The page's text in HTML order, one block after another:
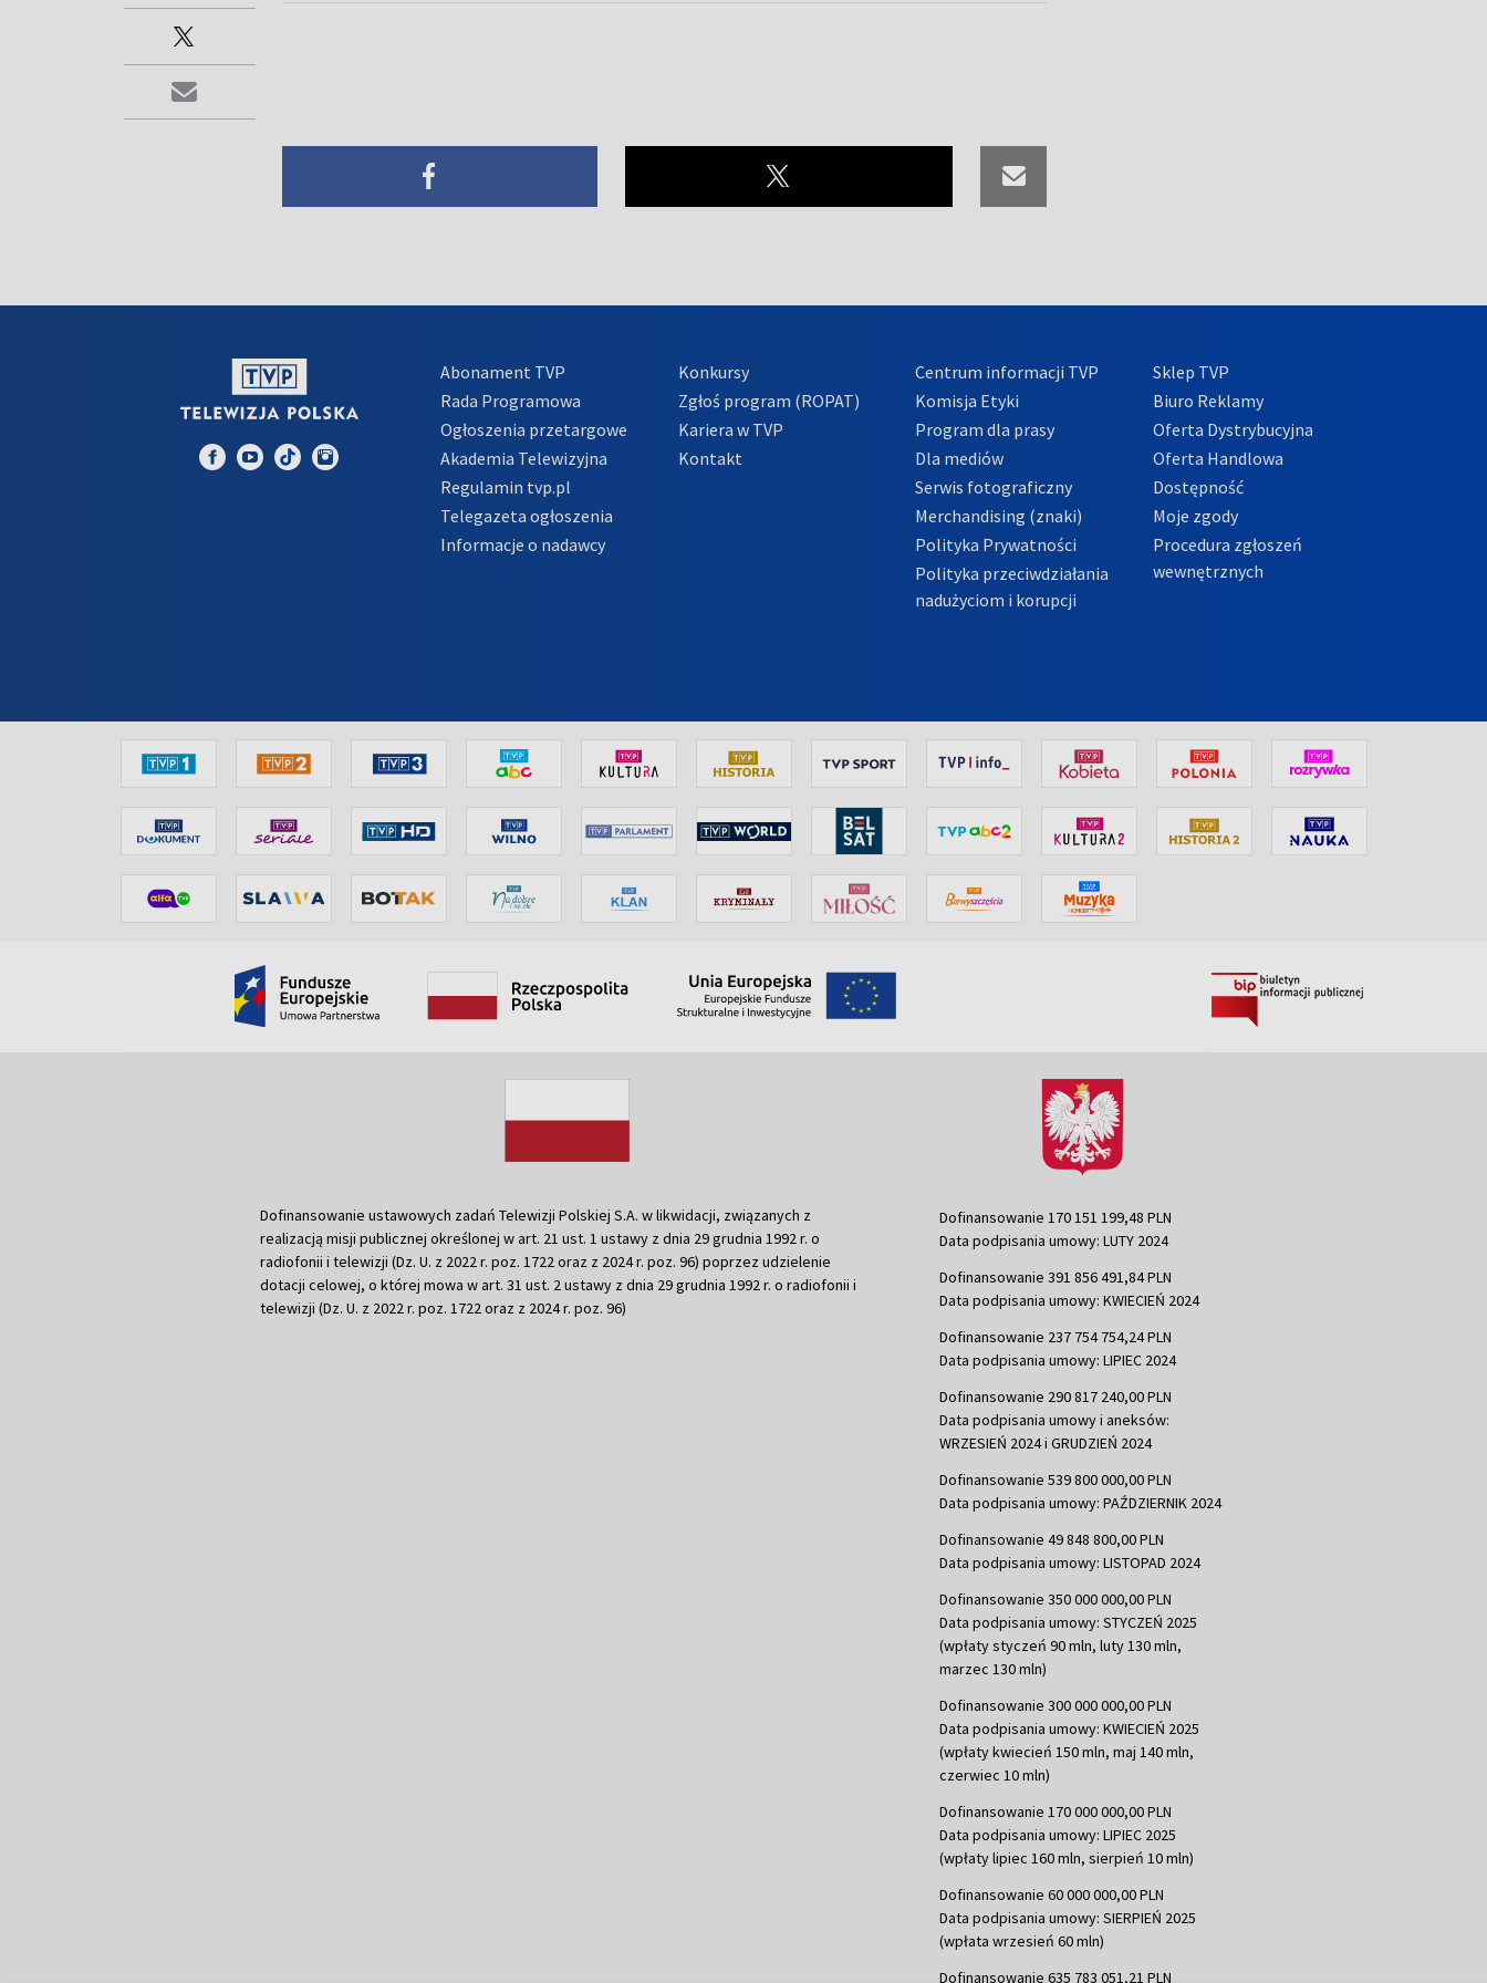
Abonament TVP
Rada Programowa
Ogłoszenia przetargowe
Akademia Telewizyjna
Regulamin tvp.pl
Telegazeta ogłoszenia
Informacje o nadawcy
Konkursy
Zgłoś program (ROPAT)
Kariera w TVP
Kontakt
Centrum informacji TVP
Komisja Etyki
Program dla prasy
Dla mediów
Serwis fotograficzny
Merchandising (znaki)
Polityka Prywatności
Polityka przeciwdziałania
nadużyciom i korupcji
Sklep TVP
Biuro Reklamy
Oferta Dystrybucyjna
Oferta Handlowa
Dostępność
Moje zgody
Procedura zgłoszeń
wewnętrznych
Dofinansowanie ustawowych zadań Telewizji Polskiej S.A. w likwidacji, związanych z
realizacją misji publicznej określonej w art. 21 ust. 1 ustawy z dnia 29 grudnia 1992 r. o
radiofonii i telewizji (Dz. U. z 2022 r. poz. 1722 oraz z 2024 r. poz. 96) poprzez udzielenie
dotacji celowej, o której mowa w art. 31 ust. 2 ustawy z dnia 29 grudnia 1992 r. o radiofonii i
telewizji (Dz. U. z 2022 r. poz. 1722 oraz z 2024 r. poz. 96)
Dofinansowanie 170 151 199,48 PLN
Data podpisania umowy: LUTY 2024
Dofinansowanie 391 856 491,84 PLN
Data podpisania umowy: KWIECIEŃ 2024
Dofinansowanie 237 754 754,24 PLN
Data podpisania umowy: LIPIEC 2024
Dofinansowanie 290 817 240,00 PLN
Data podpisania umowy i aneksów:
WRZESIEŃ 2024 i GRUDZIEŃ 2024
Dofinansowanie 539 800 000,00 PLN
Data podpisania umowy: PAŹDZIERNIK 2024
Dofinansowanie 49 848 800,00 PLN
Data podpisania umowy: LISTOPAD 2024
Dofinansowanie 350 000 000,00 PLN
Data podpisania umowy: STYCZEŃ 2025
(wpłaty styczeń 90 mln, luty 130 mln,
marzec 130 mln)
Dofinansowanie 300 000 000,00 PLN
Data podpisania umowy: KWIECIEŃ 2025
(wpłaty kwiecień 150 mln, maj 140 mln,
czerwiec 10 mln)
Dofinansowanie 170 000 000,00 PLN
Data podpisania umowy: LIPIEC 2025
(wpłaty lipiec 160 mln, sierpień 10 mln)
Dofinansowanie 60 000 000,00 PLN
Data podpisania umowy: SIERPIEŃ 2025
(wpłata wrzesień 60 mln)
Dofinansowanie 635 783 051,21 PLN